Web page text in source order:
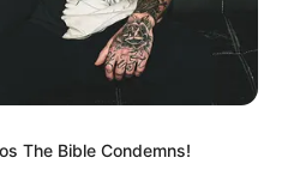
The Bible Condemns!